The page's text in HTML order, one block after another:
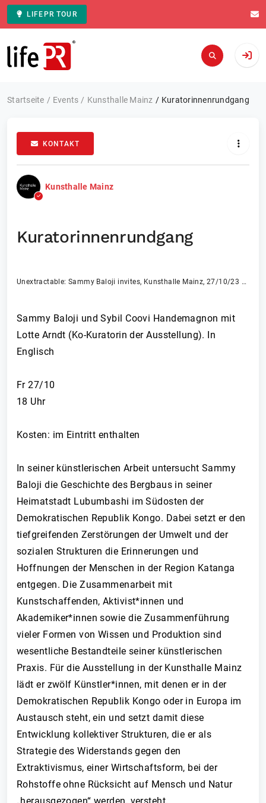
LIFEPR TOUR
Zur Startseite
Startseite Events Kunsthalle Mainz Kuratorinnenrundgang
KONTAKT
Kunsthalle Mainz
Kuratorinnenrundgang
Unextractable: Sammy Baloji invites, Kunsthalle Mainz, 27/10/23 – 11/02/24
Sammy Baloji und Sybil Coovi Handemagnon mit
Lotte Arndt (Ko-Kuratorin der Ausstellung). In
Englisch
Fr 27/10
18 Uhr
Kosten: im Eintritt enthalten
In seiner künstlerischen Arbeit untersucht Sammy
Baloji die Geschichte des Bergbaus in seiner
Heimatstadt Lubumbashi im Südosten der
Demokratischen Republik Kongo. Dabei setzt er den
tiefgreifenden Zerstörungen der Umwelt und der
sozialen Strukturen die Erinnerungen und
Hoffnungen der Menschen in der Region Katanga
entgegen. Die Zusammenarbeit mit
Kunstschaffenden, Aktivist*innen und
Akademiker*innen sowie die Zusammenführung
vieler Formen von Wissen und Produktion sind
wesentliche Bestandteile seiner künstlerischen
Praxis. Für die Ausstellung in der Kunsthalle Mainz
lädt er zwölf Künstler*innen, mit denen er in der
Demokratischen Republik Kongo oder in Europa im
Austausch steht, ein und setzt damit diese
Entwicklung kollektiver Strukturen, die er als
Strategie des Widerstands gegen den
Extraktivismus, einer Wirtschaftsform, bei der
Rohstoffe ohne Rücksicht auf Mensch und Natur